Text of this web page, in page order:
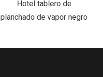
Hotel tablero de
planchado de vapor negro